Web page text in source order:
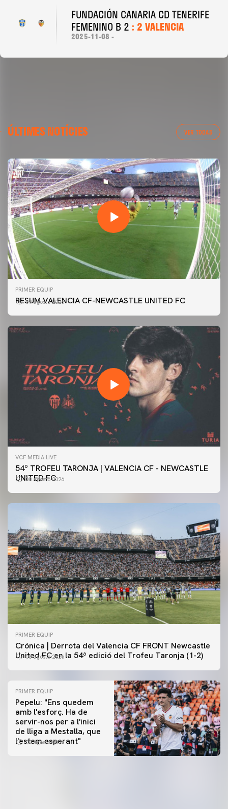
FUNDACIÓN CANARIA CD TENERIFE
FEMENINO B 2 : 2 VALENCIA
2025-11-08 -
ÚLTIMES NOTÍCIES VER TODAS
PRIMER EQUIP
RESUM VALENCIA CF-NEWCASTLE UNITED FC
09 agosto 2026
VCF MEDIA LIVE
54º TROFEU TARONJA | VALENCIA CF - NEWCASTLE
UNITED FC
08 agosto 2026
PRIMER EQUIP
Crónica | Derrota del Valencia CF FRONT Newcastle
United FC en la 54ª edició del Trofeu Taronja (1-2)
08 agosto 2026
PRIMER EQUIP
Pepelu: "Ens quedem
amb l'esforç. Ha de
servir-nos per a l'inici
de lliga a Mestalla, que
l'estem esperant"
08 agosto 2026
PRIMER EQUIP
📸 #ValenciaNUFC
PRIMER EQUIP
MESTALLA 📍